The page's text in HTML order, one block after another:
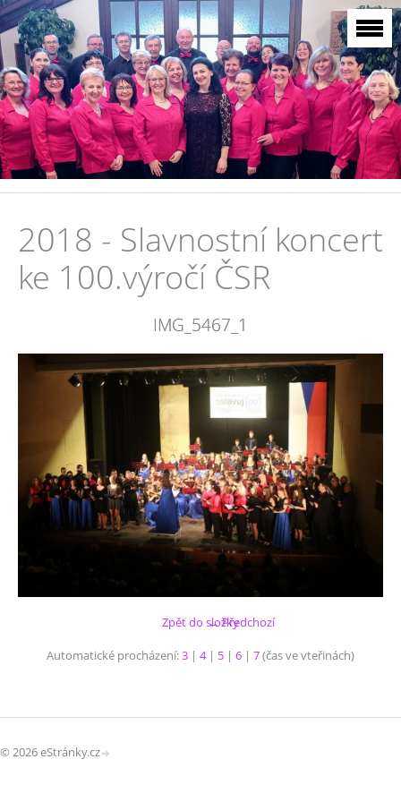
2018 - Slavnostní koncert
ke 100.výročí ČSR
IMG_5467_1
← Předchozí
Zpět do složky
Automatické procházení:3 | 4| 5 | 6 | 7(čas ve vteřinách)
© 2026 eStránky.cz